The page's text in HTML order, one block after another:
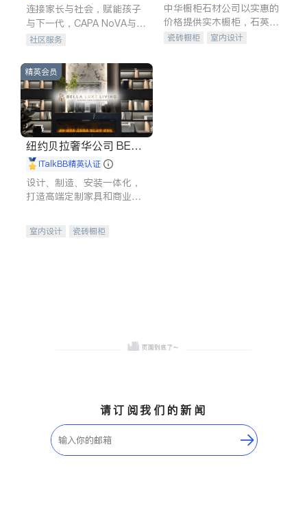
连接家长与社会，赋能孩子
与下一代，CAPA NoVA与您
携手建设包容、公平、充满
社区服务
中华橱柜石材公司以实惠的
价格提供实木橱柜，石英石
台面，多种优质不锈钢水
瓷砖橱柜
室内设计
精英会员
纽约贝拉奢华公司 BELL
A LUXE
iTalkBB精英认证
设计、制造、安装一体化，
打造高端定制家具和商业空
室内设计
瓷砖橱柜
请订阅我们的新闻